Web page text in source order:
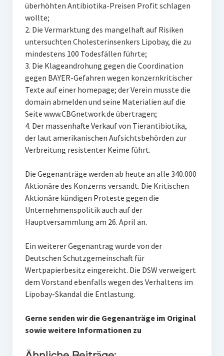
überhöhten Antibiotika-Preisen Profit schlagen
wollte;
2. Die Vermarktung des mangelhaft auf Risiken
untersuchten Cholesterinsenkers Lipobay, die zu
mindestens 100 Todesfällen führte;
3. Die Klageandrohung gegen die Coordination
gegen BAYER-Gefahren wegen konzernkritischer
Texte auf einer homepage; der Verein musste die
domain abmelden und seine Materialien auf die
Seite www.CBGnetwork.de übertragen;
4. Der massenhafte Verkauf von Tierantibiotika,
der laut amerikanischen Aufsichtsbehörden zur
Verbreitung resistenter Keime führt.
Die Gegenanträge werden ab heute an alle 340.000
Aktionäre des Konzerns versandt. Die Kritischen
Aktionäre kündigen Proteste gegen die
Unternehmenspolitik auch auf der
Hauptversammlung am 26. April an.
Ein weiterer Gegenantrag wurde von der
Deutschen Schutzgemeinschaft für
Wertpapierbesitz eingereicht. Die DSW verweigert
dem Vorstand ebenfalls wegen des Verhaltens im
Lipobay-Skandal die Entlastung.
Gerne senden wir die Gegenanträge im Original
sowie weitere Informationen zu